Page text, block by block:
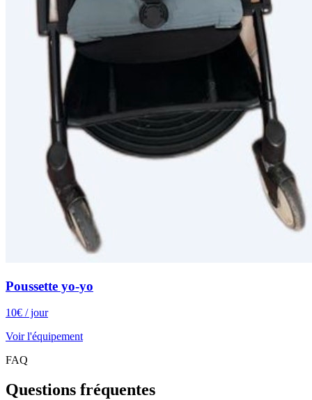
Poussette yo-yo
10€ / jour
Voir l'équipement
FAQ
Questions fréquentes